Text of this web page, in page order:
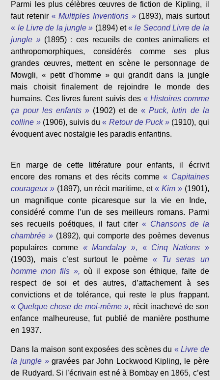
Parmi les plus célèbres œuvres de fiction de Kipling, il
faut retenir «Multiples Inventions » (1893), mais surtout
« le Livre de la jungle » (1894) et«le Second Livre de la
jungle » (1895) : ces recueils de contes animaliers et
anthropomorphiques, considérés comme ses plus
grandes œuvres, mettent en scène le personnage de
Mowgli, « petit d’homme » qui grandit dans la jungle
mais choisit finalement de rejoindre le monde des
humains. Ces livres furent suivis des « Histoires comme
ça pour les enfants » (1902) et de «Puck, lutin de la
colline » (1906), suivis du « Retour de Puck » (1910), qui
évoquent avec nostalgie les paradis enfantins.
En marge de cette littérature pour enfants, il écrivit
encore des romans et des récits comme« Capitaines
courageux » (1897), un récit maritime, et«Kim » (1901),
un magnifique conte picaresque sur la vie en Inde,
considéré comme l’un de ses meilleurs romans. Parmi
ses recueils poétiques, il faut citer« Chansons de la
chambrée » (1892), qui comporte des poèmes devenus
populaires comme «Mandalay », « Cinq Nations »
(1903), mais c’est surtout le poème
« Tu seras un
homme mon fils », où il expose son éthique, faite de
respect de soi et des autres, d’attachement à ses
convictions et de tolérance, qui reste le plus frappant.
«Quelque chose de moi-même », récit inachevé de son
enfance malheureuse, fut publié de manière posthume
en 1937.
Dans la maison sont exposées des scènes du «Livre de
la jungle »gravées par John Lockwood Kipling, le père
de Rudyard. Si l’écrivain est né à Bombay en 1865, c’est